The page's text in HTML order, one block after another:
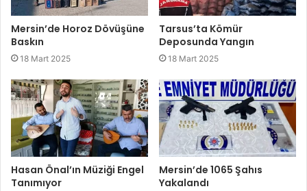
Mersin’de Horoz Dövüşüne
Baskın
18 Mart 2025
Tarsus’ta Kömür
Deposunda Yangın
18 Mart 2025
Hasan Önal’ın Müziği Engel
Tanımıyor
Mersin’de 1065 Şahıs
Yakalandı